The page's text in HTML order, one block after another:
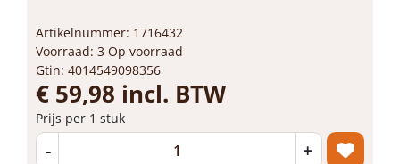
Artikelnummer: 1716432
Voorraad: 3 Op voorraad
Gtin: 4014549098356
€ 59,98 incl. BTW
Prijs per 1 stuk
- +